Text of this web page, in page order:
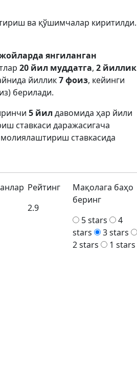
ва қўшимчалар киритилди.
янгиланган
20 йил муддатга, 2 йиллик
йиллик7 фоиз, кейинги
берилади.
5 йил давомида ҳар йили
ставкаси даражасигача
ставкасида
Рейтинг
2.9
Мақолага баҳо
беринг
5 stars
4
stars
3 stars
2 stars
1 stars